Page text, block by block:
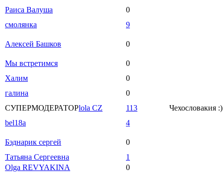
Раиса Валуша
0
смолянка
9
Алексей Башков 0
Мы встретимся
0
Халим
0
галина
0
СУПЕРМОДЕРАТОРlola CZ 113
Чехословакия :)
bel18a
4
Бэднарик сергей
0
Татьяна Сергеевна
1
Olga REVYAKINA
0